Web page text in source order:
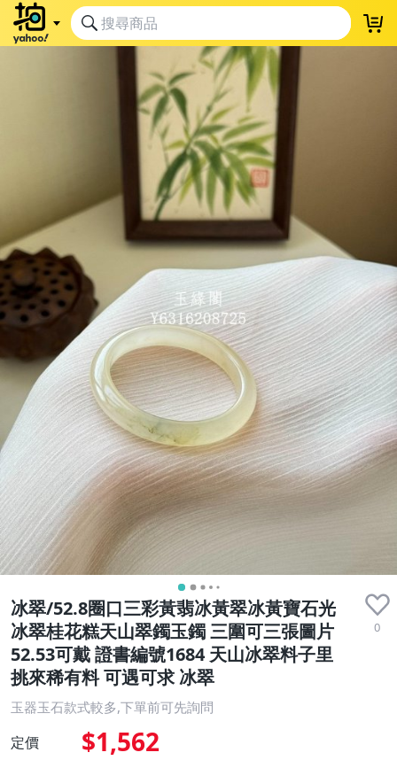
冰翠/52.8圈口三彩黃翡冰黃翠冰黃寶石光
冰翠桂花糕天山翠鐲玉鐲 三圍可三張圖片
52.53可戴 證書編號1684 天山冰翠料子里
挑來稀有料 可遇可求 冰翠
0
玉器玉石款式較多,下單前可先詢問
定價 $1,562